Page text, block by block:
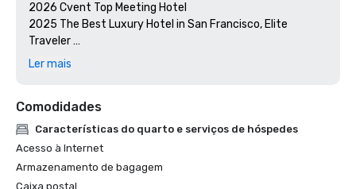
2026 Cvent Top Meeting Hotel
2025 The Best Luxury Hotel in San Francisco, Elite
Traveler
2023 Cvent Top Meeting Hotel
2023 Travel + Leisure 500 Best Hotels
2022 Meetings Today Best Of Award
2022 Forbes: Best Hotel
Ler mais
Comodidades
Características do quarto e serviços de hóspedes
Acesso à Internet
Armazenamento de bagagem
Caixa postal